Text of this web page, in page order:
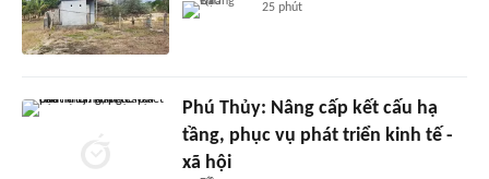
25 phút
Phú Thủy: Nâng cấp kết cấu hạ
tầng, phục vụ phát triển kinh tế -
xã hội